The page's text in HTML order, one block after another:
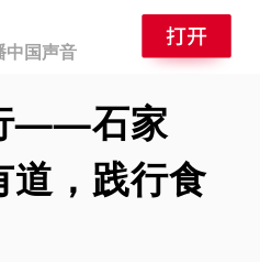
中国声音
——石家
道，践行食